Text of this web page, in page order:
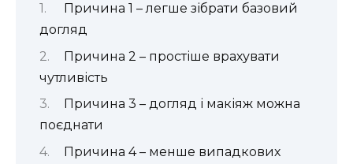
Причина 1 – легше зібрати базовий
догляд
Причина 2 – простіше врахувати
чутливість
Причина 3 – догляд і макіяж можна
поєднати
Причина 4 – менше випадкових